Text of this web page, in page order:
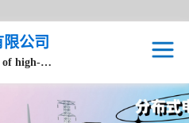
公司
Committed to the manufacturing of high-end brand diesel generator sets.